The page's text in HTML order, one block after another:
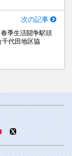
次の記事
季生活闘争駅頭
代田地区協